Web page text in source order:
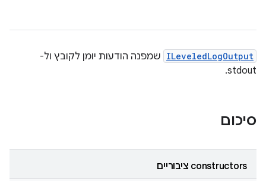
ILeveledLogOutput שמפנה הודעות יומן לקובץ ול-
stdout.
סיכום
‫constructors ציבוריים